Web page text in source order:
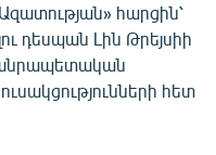
հարցին՝
դեսպան Լին Թրեյսիի
հետ